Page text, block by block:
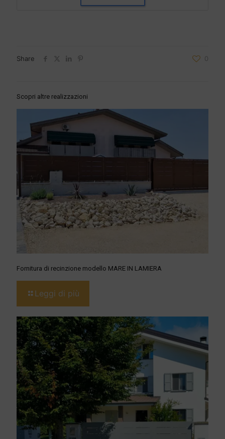
Share 0
Scopri altre realizzazioni
Fornitura di recinzione modello MARE IN LAMIERA
Leggi di più